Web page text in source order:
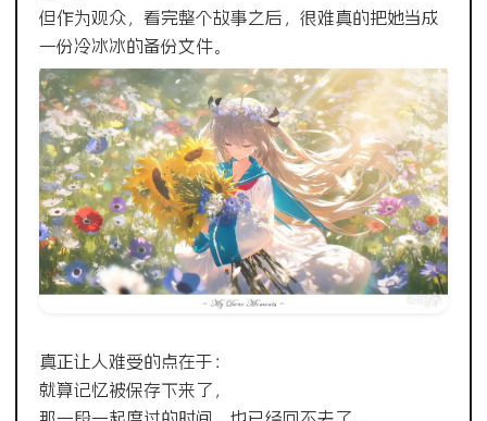
但作为观众，看完整个故事之后，很难真的把她当成
一份冷冰冰的备份文件。
真正让人难受的点在于：
就算记忆被保存下来了，